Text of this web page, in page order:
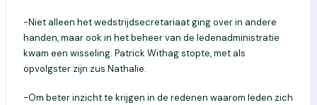
-Niet alleen het wedstrijdsecretariaat ging over in andere
handen, maar ook in het beheer van de ledenadministratie
kwam een wisseling. Patrick Withag stopte, met als
opvolgster zijn zus Nathalie.
-Om beter inzicht te krijgen in de redenen waarom leden zich